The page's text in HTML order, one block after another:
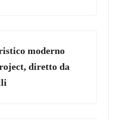
moderno
diretto da